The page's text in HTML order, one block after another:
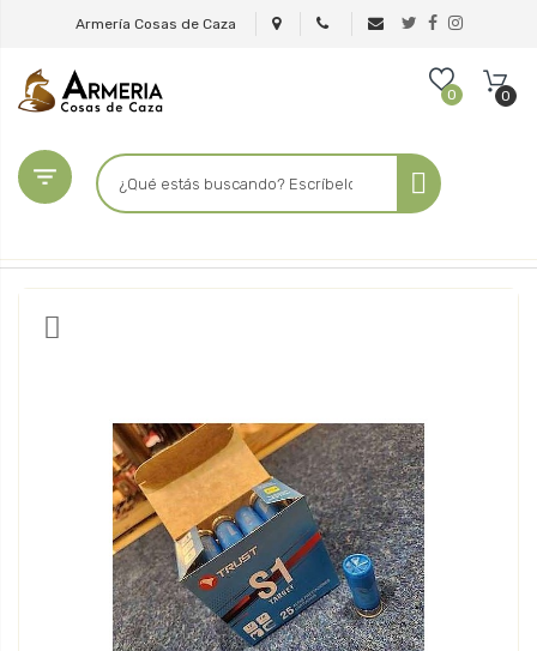
Armería Cosas de Caza
0 0
